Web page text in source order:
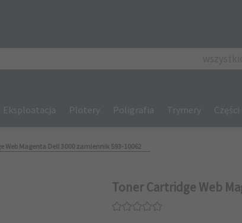
Eksploatacja Plotery Poligrafia Trymery Części
Web Magenta Dell 3000 zamiennik 593-10062
Toner Cartridge Web